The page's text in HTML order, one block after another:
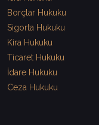
Borçlar Hukuku
Sigorta Hukuku
Kira Hukuku
Ticaret Hukuku
İdare Hukuku
Ceza Hukuku